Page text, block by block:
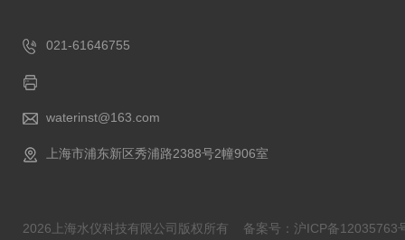
021-61646755
waterinst@163.com
上海市浦东新区秀浦路2388号2幢906室
2026上海水仪科技有限公司版权所有 备案号：沪ICP备12035763